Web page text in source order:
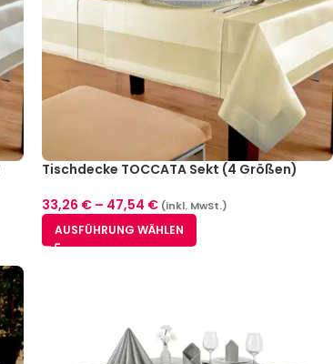
Tischdecke TOCCATA Sekt (4 Größen)
33,26 € – 47,54 € (inkl. MwSt.)
AUSFÜHRUNG WÄHLEN